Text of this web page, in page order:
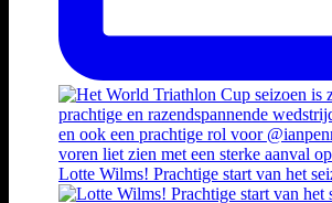
Lotte Wilms! Prachtige start van het